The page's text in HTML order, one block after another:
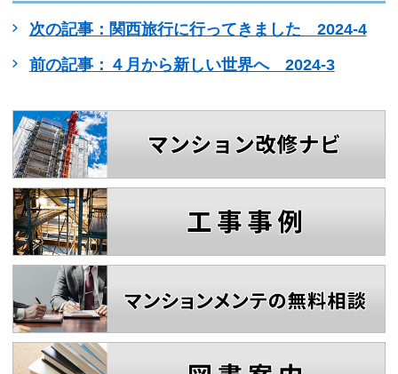
次の記事：関西旅行に行ってきました 2024-4
前の記事：４月から新しい世界へ 2024-3